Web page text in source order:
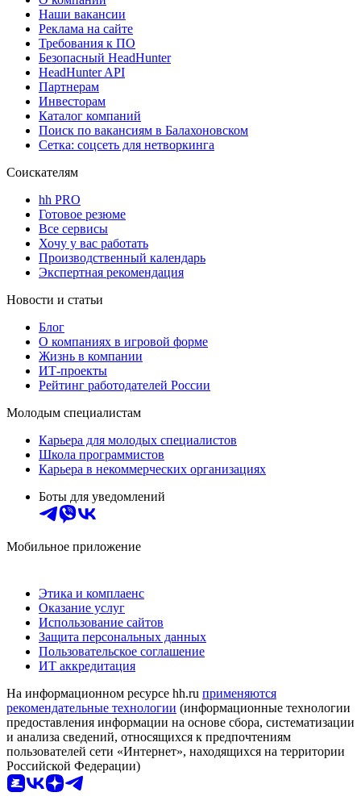
Наши вакансии
Реклама на сайте
Требования к ПО
Безопасный HeadHunter
HeadHunter API
Партнерам
Инвесторам
Каталог компаний
Поиск по вакансиям в Балахоновском
Сетка: соцсеть для нетворкинга
Соискателям
hh PRO
Готовое резюме
Все сервисы
Хочу у вас работать
Производственный календарь
Экспертная рекомендация
Новости и статьи
Блог
О компаниях в игровой форме
Жизнь в компании
ИТ-проекты
Рейтинг работодателей России
Молодым специалистам
Карьера для молодых специалистов
Школа программистов
Карьера в некоммерческих организациях
Боты для уведомлений
Мобильное приложение
Этика и комплаенс
Оказание услуг
Использование сайтов
Защита персональных данных
Пользовательское соглашение
ИТ аккредитация
На информационном ресурсе hh.ru применяются
рекомендательные технологии (информационные технологии
предоставления информации на основе сбора, систематизации
и анализа сведений, относящихся к предпочтениям
пользователей сети «Интернет», находящихся на территории
Российской Федерации)